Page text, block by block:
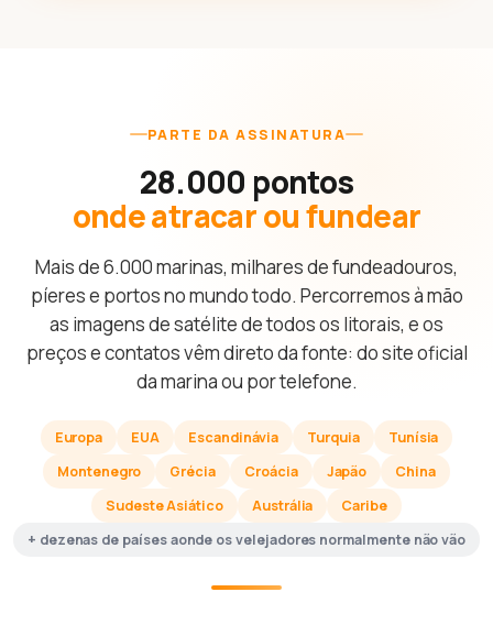
PARTE DA ASSINATURA
28.000 pontos
onde atracar ou fundear
Mais de 6.000 marinas, milhares de fundeadouros,
píeres e portos no mundo todo. Percorremos à mão
as imagens de satélite de todos os litorais, e os
preços e contatos vêm direto da fonte: do site oficial
da marina ou por telefone.
Europa EUA Escandinávia Turquia
Tunísia
Montenegro
Grécia Croácia Japão
China
Sudeste Asiático
Austrália
Caribe
+ dezenas de países aonde os velejadores normalmente não vão